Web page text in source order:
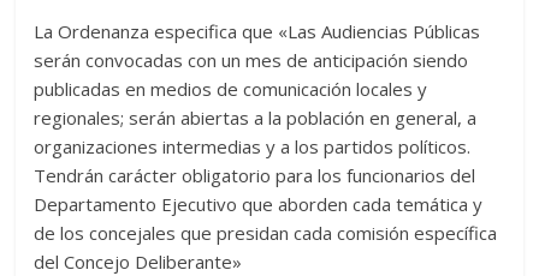
La Ordenanza especifica que «Las Audiencias Públicas
serán convocadas con un mes de anticipación siendo
publicadas en medios de comunicación locales y
regionales; serán abiertas a la población en general, a
organizaciones intermedias y a los partidos políticos.
Tendrán carácter obligatorio para los funcionarios del
Departamento Ejecutivo que aborden cada temática y
de los concejales que presidan cada comisión específica
del Concejo Deliberante»